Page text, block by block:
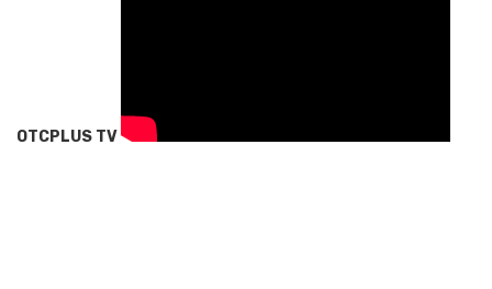
OTCPLUS TV